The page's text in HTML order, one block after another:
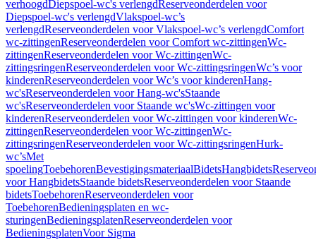
verhoogdDiepspoel-wc's verlengdReserveonderdelen voor
Diepspoel-wc's verlengdVlakspoel-wc’s
verlengdReserveonderdelen voor Vlakspoel-wc’s verlengdComfort
wc-zittingenReserveonderdelen voor Comfort wc-zittingenWc-
zittingenReserveonderdelen voor Wc-zittingenWc-
zittingsringenReserveonderdelen voor Wc-zittingsringenWc’s voor
kinderenReserveonderdelen voor Wc’s voor kinderenHang-
wc'sReserveonderdelen voor Hang-wc'sStaande
wc'sReserveonderdelen voor Staande wc'sWc-zittingen voor
kinderenReserveonderdelen voor Wc-zittingen voor kinderenWc-
zittingenReserveonderdelen voor Wc-zittingenWc-
zittingsringenReserveonderdelen voor Wc-zittingsringenHurk-
wc’sMet
spoelingToebehorenBevestigingsmateriaalBidetsHangbidets
voor HangbidetsStaande bidetsReserveonderdelen voor Staande
bidetsToebehorenReserveonderdelen voor
ToebehorenBedieningsplaten en wc-
sturingenBedieningsplatenReserveonderdelen voor
BedieningsplatenVoor Sigma